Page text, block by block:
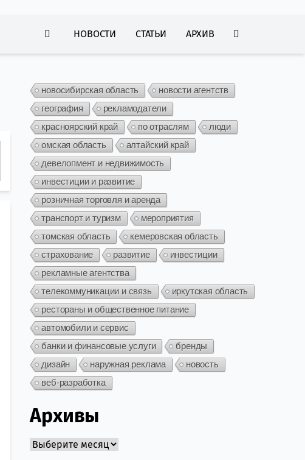
НОВОСТИ СТАТЬИ АРХИВ
новосибирская область
новости агентств
география
рекламодатели
красноярский край
по отраслям
люди
омская область
алтайский край
девелопмент и недвижимость
инвестиции и развитие
розничная торговля и аренда
транспорт и туризм
мероприятия
томская область
кемеровская область
страхование
развитие
инвестиции
рекламные агентства
телекоммуникации и связь
иркутская область
рестораны и общественное питание
автомобили и сервис
банки и финансовые услуги
бренды
дизайн
наружная реклама
новость
веб-разработка
Архивы
Архивы